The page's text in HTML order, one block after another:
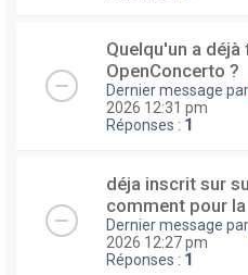
Quelqu'un a
OpenConcerto ?
Dernier message par
2026 12:31 pm
Réponses : 1
déja inscrit sur
comment pour
Dernier message par
2026 12:27 pm
Réponses : 1